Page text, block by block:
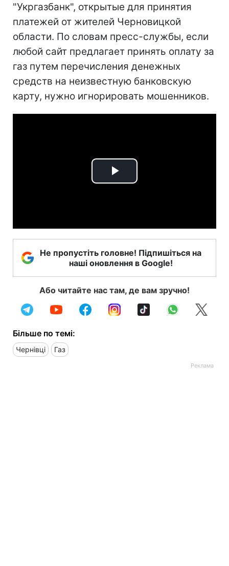
"Укргазбанк", открытые для принятия
платежей от жителей Черновицкой
области. По словам пресс-службы, если
любой сайт предлагает принять оплату за
газ путем перечисления денежных
средств на неизвестную банковскую
карту, нужно игнорировать мошенников.
Play
Не пропустіть головне! Підпишіться на
наші оновлення в Google!
Або читайте нас там, де вам зручно!
Більше по темі:
Чернівці Газ